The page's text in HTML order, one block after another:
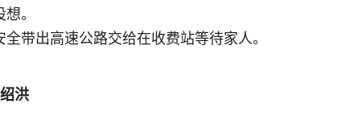
。
带出高速公路交给在收费站等待家人。
洪